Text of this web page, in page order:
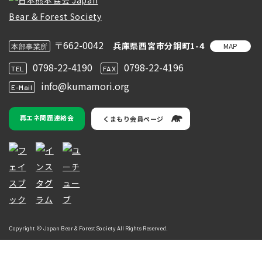
本部事業所 〒662-0042 兵庫県西宮市分銅町1-4 MAP
TEL 0798-22-4190 FAX 0798-22-4196
E-Mail info@kumamori.org
再エネ問題連絡会 くまもり会員ページ
Copyright © Japan Bear & Forest Society All Rights Reserved.